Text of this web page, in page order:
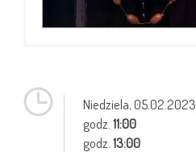
Niedziela,05.02.2023
godz. 11:00
godz. 13:00